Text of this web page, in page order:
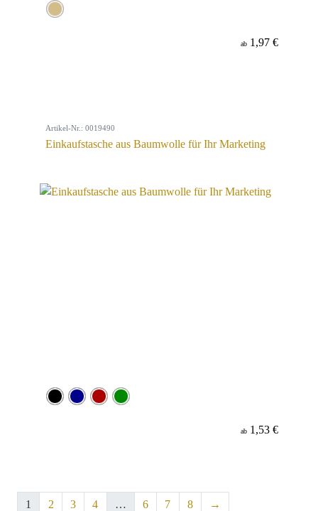
ab 1,97 €
Artikel-Nr.: 0019490
Einkaufstasche aus Baumwolle für Ihr Marketing
ab 1,53 €
1 2 3 4 … 6 7 8 →